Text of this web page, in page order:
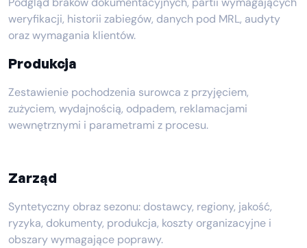
weryfikacji, historii zabiegów, danych pod MRL, audyty
oraz wymagania klientów.
Produkcja
Zestawienie pochodzenia surowca z przyjęciem,
zużyciem, wydajnością, odpadem, reklamacjami
wewnętrznymi i parametrami z procesu.
Zarząd
Syntetyczny obraz sezonu: dostawcy, regiony, jakość,
ryzyka, dokumenty, produkcja, koszty organizacyjne i
obszary wymagające poprawy.